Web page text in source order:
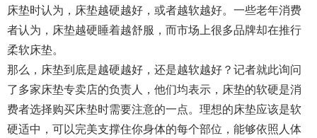
床垫时认为，床垫越硬越好，或者越软越好。一些老年消费
者认为，床垫越硬睡着越舒服，而市场上很多品牌却在推行
柔软床垫。
那么，床垫到底是越硬越好，还是越软越好？记者就此询问
了多家床垫专卖店的负责人，他们均表示，床垫的软硬是消
费者选择购买床垫时需要注意的一点。理想的床垫应该是软
硬适中，可以完美支撑住你身体的每个部位，能够依照人体